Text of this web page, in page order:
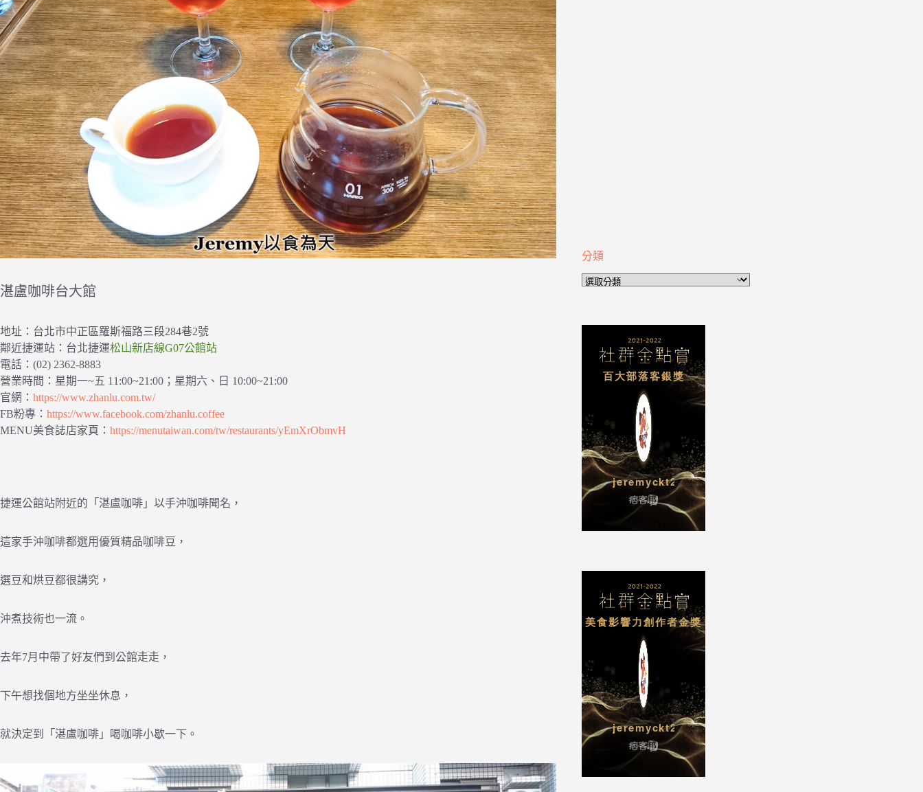
湛盧咖啡台大館
地址：台北市中正區羅斯福路三段284巷2號
鄰近捷運站：台北捷運松山新店線G07公館站
電話：(02) 2362-8883
營業時間：星期一~五 11:00~21:00；星期六、日 10:00~21:00
官網： https://www.zhanlu.com.tw/
FB粉專： https://www.facebook.com/zhanlu.coffee
MENU美食誌店家頁： https://menutaiwan.com/tw/restaurants/yEmXrObmvH
捷運公館站附近的「湛盧咖啡」以手沖咖啡聞名，
這家手沖咖啡都選用優質精品咖啡豆，
選豆和烘豆都很講究，
沖煮技術也一流。
去年7月中帶了好友們到公館走走，
下午想找個地方坐坐休息，
就決定到「湛盧咖啡」喝咖啡小歇一下。
分類
分